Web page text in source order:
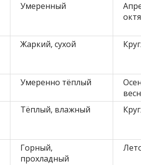
Умеренный
Жаркий, сухой
Умеренно тёплый
Тёплый, влажный
Горный,
прохладный